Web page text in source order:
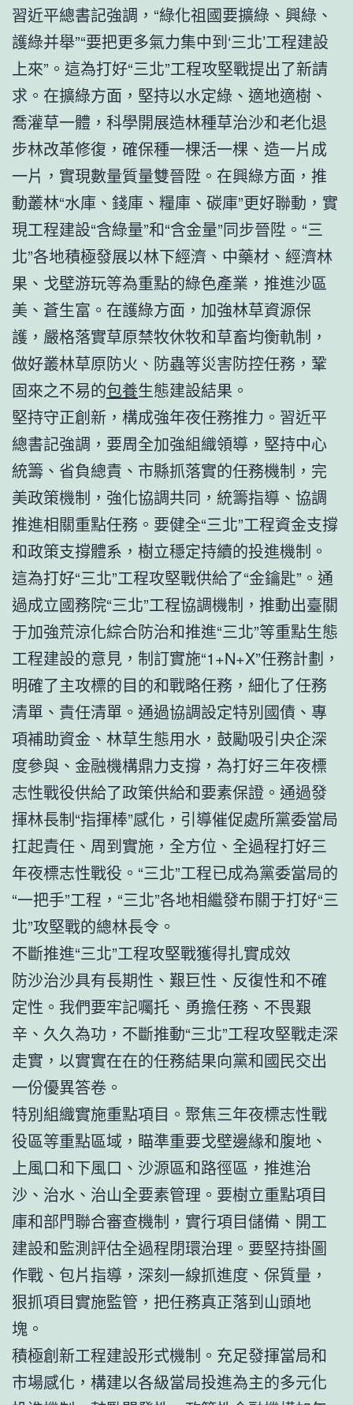
習近平總書記強調，“綠化祖國要擴綠、興綠、
護綠并舉”“要把更多氣力集中到‘三北’工程建設
上來”。這為打好“三北”工程攻堅戰提出了新請
求。在擴綠方面，堅持以水定綠、適地適樹、
喬灌草一體，科學開展造林種草治沙和老化退
步林改革修復，確保種一棵活一棵、造一片成
一片，實現數量質量雙晉陞。在興綠方面，推
動叢林“水庫、錢庫、糧庫、碳庫”更好聯動，實
現工程建設“含綠量”和“含金量”同步晉陞。“三
北”各地積極發展以林下經濟、中藥材、經濟林
果、戈壁游玩等為重點的綠色產業，推進沙區
美、蒼生富。在護綠方面，加強林草資源保
護，嚴格落實草原禁牧休牧和草畜均衡軌制，
做好叢林草原防火、防蟲等災害防控任務，鞏
固來之不易的包養生態建設結果。
堅持守正創新，構成強年夜任務推力。習近平
總書記強調，要周全加強組織領導，堅持中心
統籌、省負總責、市縣抓落實的任務機制，完
美政策機制，強化協調共同，統籌指導、協調
推進相關重點任務。要健全“三北”工程資金支撐
和政策支撐體系，樹立穩定持續的投進機制。
這為打好“三北”工程攻堅戰供給了“金鑰匙”。通
過成立國務院“三北”工程協調機制，推動出臺關
于加強荒涼化綜合防治和推進“三北”等重點生態
工程建設的意見，制訂實施“1+N+X”任務計劃，
明確了主攻標的目的和戰略任務，細化了任務
清單、責任清單。通過協調設定特別國債、專
項補助資金、林草生態用水，鼓勵吸引央企深
度參與、金融機構鼎力支撐，為打好三年夜標
志性戰役供給了政策供給和要素保證。通過發
揮林長制“指揮棒”感化，引導催促處所黨委當局
扛起責任、周到實施，全方位、全過程打好三
年夜標志性戰役。“三北”工程已成為黨委當局的
“一把手”工程，“三北”各地相繼發布關于打好“三
北”攻堅戰的總林長令。
不斷推進“三北”工程攻堅戰獲得扎實成效
防沙治沙具有長期性、艱巨性、反復性和不確
定性。我們要牢記囑托、勇擔任務、不畏艱
辛、久久為功，不斷推動“三北”工程攻堅戰走深
走實，以實實在在的任務結果向黨和國民交出
一份優異答卷。
特別組織實施重點項目。聚焦三年夜標志性戰
役區等重點區域，瞄準重要戈壁邊緣和腹地、
上風口和下風口、沙源區和路徑區，推進治
沙、治水、治山全要素管理。要樹立重點項目
庫和部門聯合審查機制，實行項目儲備、開工
建設和監測評估全過程閉環治理。要堅持掛圖
作戰、包片指導，深刻一線抓進度、保質量，
狠抓項目實施監管，把任務真正落到山頭地
塊。
積極創新工程建設形式機制。充足發揮當局和
市場感化，構建以各級當局投進為主的多元化